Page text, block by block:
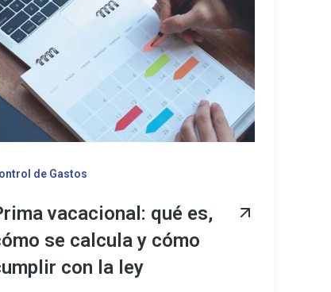
de Gastos
vacacional: qué es,
se calcula y cómo
con la ley